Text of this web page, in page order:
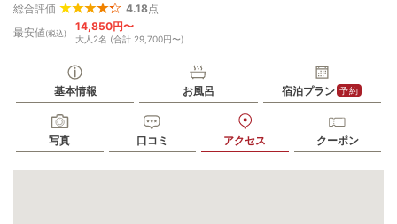
総合評価 4.18点
最安値(税込)
14,850円〜
大人2名 (合計 29,700円〜)
基本情報 お風呂 宿泊プラン 予約
写真 口コミ アクセス クーポン